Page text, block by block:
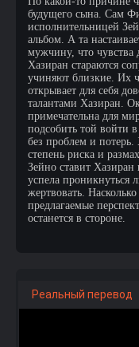
будущего сына. Сам
исполнительницей
альбом. А та
мужчину, что чувства
Хазиран стараются
учиняют близкие. Их
открывает для себя
талантами Хазиран.
примечательна для
подсобить той войти
без проблем и
степень риска и
Зейно ставит
успела проникнуться
жертвовать.
предлагаемые
останется в стороне.
Реальный перевод